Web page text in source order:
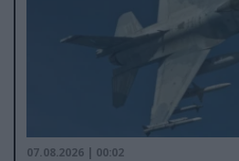
07.08.2026 | 00:02